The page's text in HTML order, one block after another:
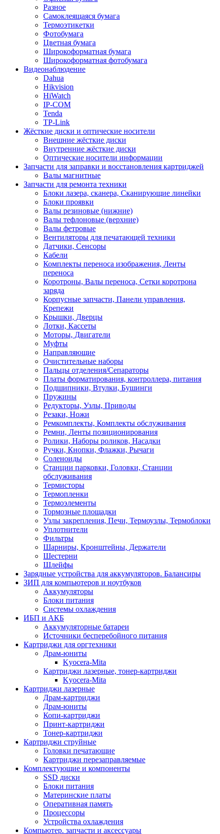
Разное
Самоклеящаяся бумага
Термоэтикетки
Фотобумага
Цветная бумага
Широкоформатная бумага
Широкоформатная фотобумага
Видеонаблюдение
Dahua
Hikvision
HiWatch
IP-COM
Tenda
TP-Link
Жёсткие диски и оптические носители
Внешние жёсткие диски
Внутренние жёсткие диски
Оптические носители информации
Запчасти для заправки и восстановления картриджей
Валы магнитные
Запчасти для ремонта техники
Блоки лазера, сканера, Сканирующие линейки
Блоки проявки
Валы резиновые (нижние)
Валы тефлоновые (верхние)
Валы фетровые
Вентиляторы для печатающей техники
Датчики, Сенсоры
Кабели
Комплекты переноса изображения, Ленты
переноса
Коротроны, Валы переноса, Сетки коротрона
заряда
Корпусные запчасти, Панели управления,
Крепежи
Крышки, Дверцы
Лотки, Кассеты
Моторы, Двигатели
Муфты
Направляющие
Очистительные наборы
Пальцы отделения/Сепараторы
Платы форматирования, контроллера, питания
Подшипники, Втулки, Бушинги
Пружины
Редукторы, Узлы, Приводы
Резаки, Ножи
Ремкомплекты, Комплекты обслуживания
Ремни, Ленты позиционирования
Ролики, Наборы роликов, Насадки
Ручки, Кнопки, Флажки, Рычаги
Соленоиды
Станции парковки, Головки, Станции
обслуживания
Термисторы
Термопленки
Термоэлементы
Тормозные площадки
Узлы закрепления, Печи, Термоузлы, Термоблоки
Уплотнители
Фильтры
Шарниры, Кронштейны, Держатели
Шестерни
Шлейфы
Зарядные устройства для аккумуляторов. Балансиры
ЗИП для компьютеров и ноутбуков
Аккумуляторы
Блоки питания
Системы охлаждения
ИБП и АКБ
Аккумуляторные батареи
Источники бесперебойного питания
Картриджи для оргтехники
Драм-юниты
Kyocera-Mita
Картриджи лазерные, тонер-картриджи
Kyocera-Mita
Картриджи лазерные
Драм-картриджи
Драм-юниты
Копи-картриджи
Принт-картриджи
Тонер-картриджи
Картриджи струйные
Головки печатающие
Картриджи перезаправляемые
Комплектующие и компоненты
SSD диски
Блоки питания
Материнские платы
Оперативная память
Процессоры
Устройства охлаждения
Компьютер. запчасти и аксессуары